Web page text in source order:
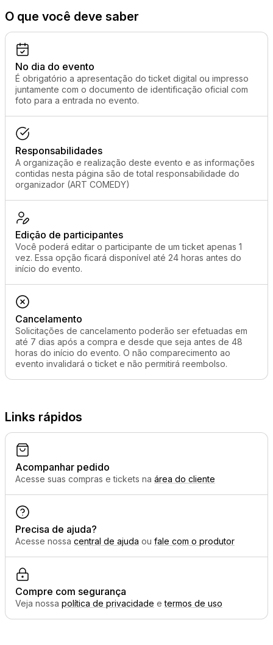
O que você deve saber
No dia do evento
É obrigatório a apresentação do ticket digital ou impresso
juntamente com o documento de identificação oficial com
foto para a entrada no evento.
Responsabilidades
A organização e realização deste evento e as informações
contidas nesta página são de total responsabilidade do
organizador (ART COMEDY)
Edição de participantes
Você poderá editar o participante de um ticket apenas 1
vez. Essa opção ficará disponível até 24 horas antes do
início do evento.
Cancelamento
Solicitações de cancelamento poderão ser efetuadas em
até 7 dias após a compra e desde que seja antes de 48
horas do início do evento. O não comparecimento ao
evento invalidará o ticket e não permitirá reembolso.
Links rápidos
Acompanhar pedido
Acesse suas compras e tickets na área do cliente
Precisa de ajuda?
Acesse nossa central de ajuda ou fale com o produtor
Compre com segurança
Veja nossa política de privacidade etermos de uso